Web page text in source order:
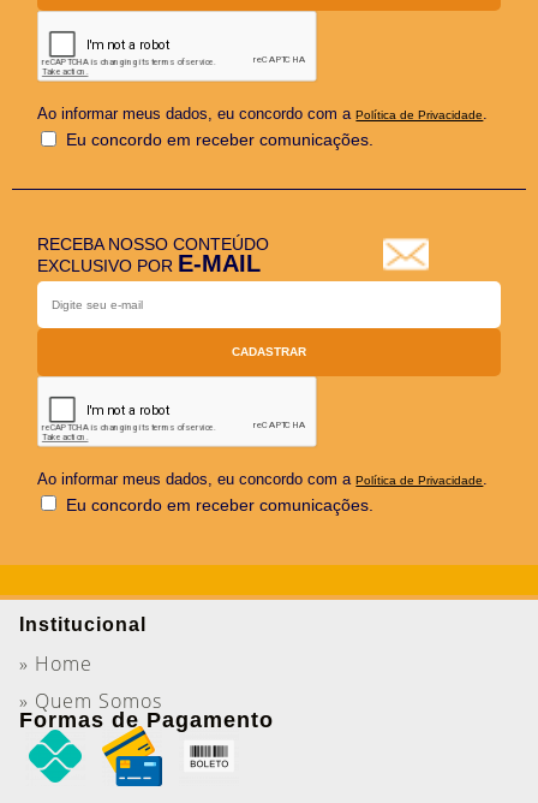
Ao informar meus dados, eu concordo com aPolítica de Privacidade.
Eu concordo em receber comunicações.
RECEBA NOSSO CONTEÚDO
EXCLUSIVO POR E-MAIL
Ao informar meus dados, eu concordo com aPolítica de Privacidade.
Eu concordo em receber comunicações.
Institucional
» Home
» Quem Somos
Formas de Pagamento